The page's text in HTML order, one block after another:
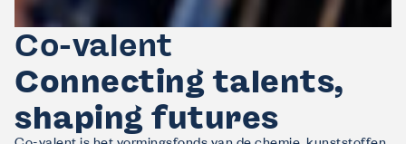
Co-valent
Connecting talents,
shaping futures